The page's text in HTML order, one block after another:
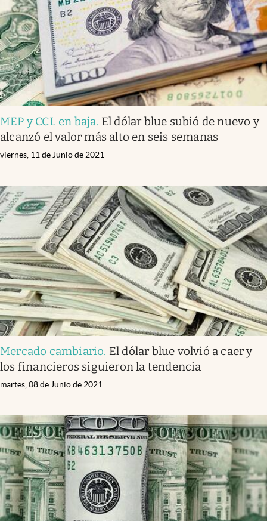
MEP y CCL en baja. El dólar blue subió de nuevo y
alcanzó el valor más alto en seis semanas
viernes, 11 de Junio de 2021
Mercado cambiario. El dólar blue volvió a caer y
los financieros siguieron la tendencia
martes, 08 de Junio de 2021